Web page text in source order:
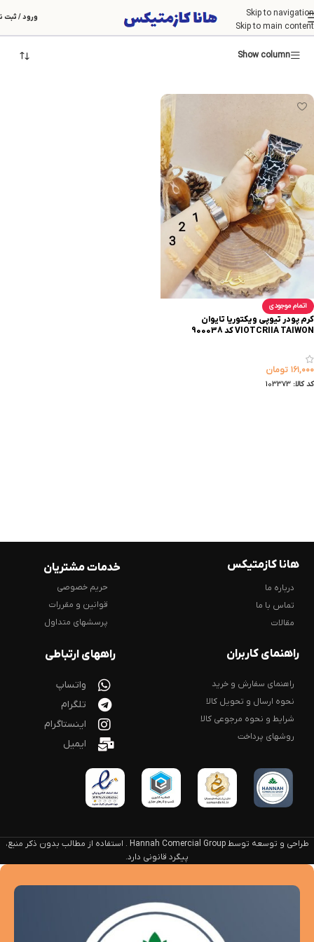
Skip to navigation
Skip to main content
ورود / ثبت VIOTCRIIA
Show column
اتمام موجودی
کرم پودر تیوپی ویکتوریا تایوان
VIOTCRIIA TAIWON کد 900038
۱۶۱,۰۰۰ تومان
کد کالا: 103373
هانا کازمتیکس
درباره ما
تماس با ما
مقالات
خدمات مشتریان
حریم خصوصی
قوانین و مقررات
پرسشهای متداول
راهنمای کاربران
راهنمای سفارش و خرید
نحوه ارسال و تحویل کالا
شرایط و نحوه مرجوعی کالا
روشهای پرداخت
راههای ارتباطی
واتساپ
تلگرام
اینستاگرام
ایمیل
طراحی و توسعه توسط Hannah Comercial Group . استفاده از مطالب بدون ذکر منبع،
پیگرد قانونی دارد.